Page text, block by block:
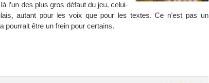
l’un des plus gros défaut du jeu, celui-
autant pour les voix que pour les textes. Ce n’est pas un
pourrait être un frein pour certains.